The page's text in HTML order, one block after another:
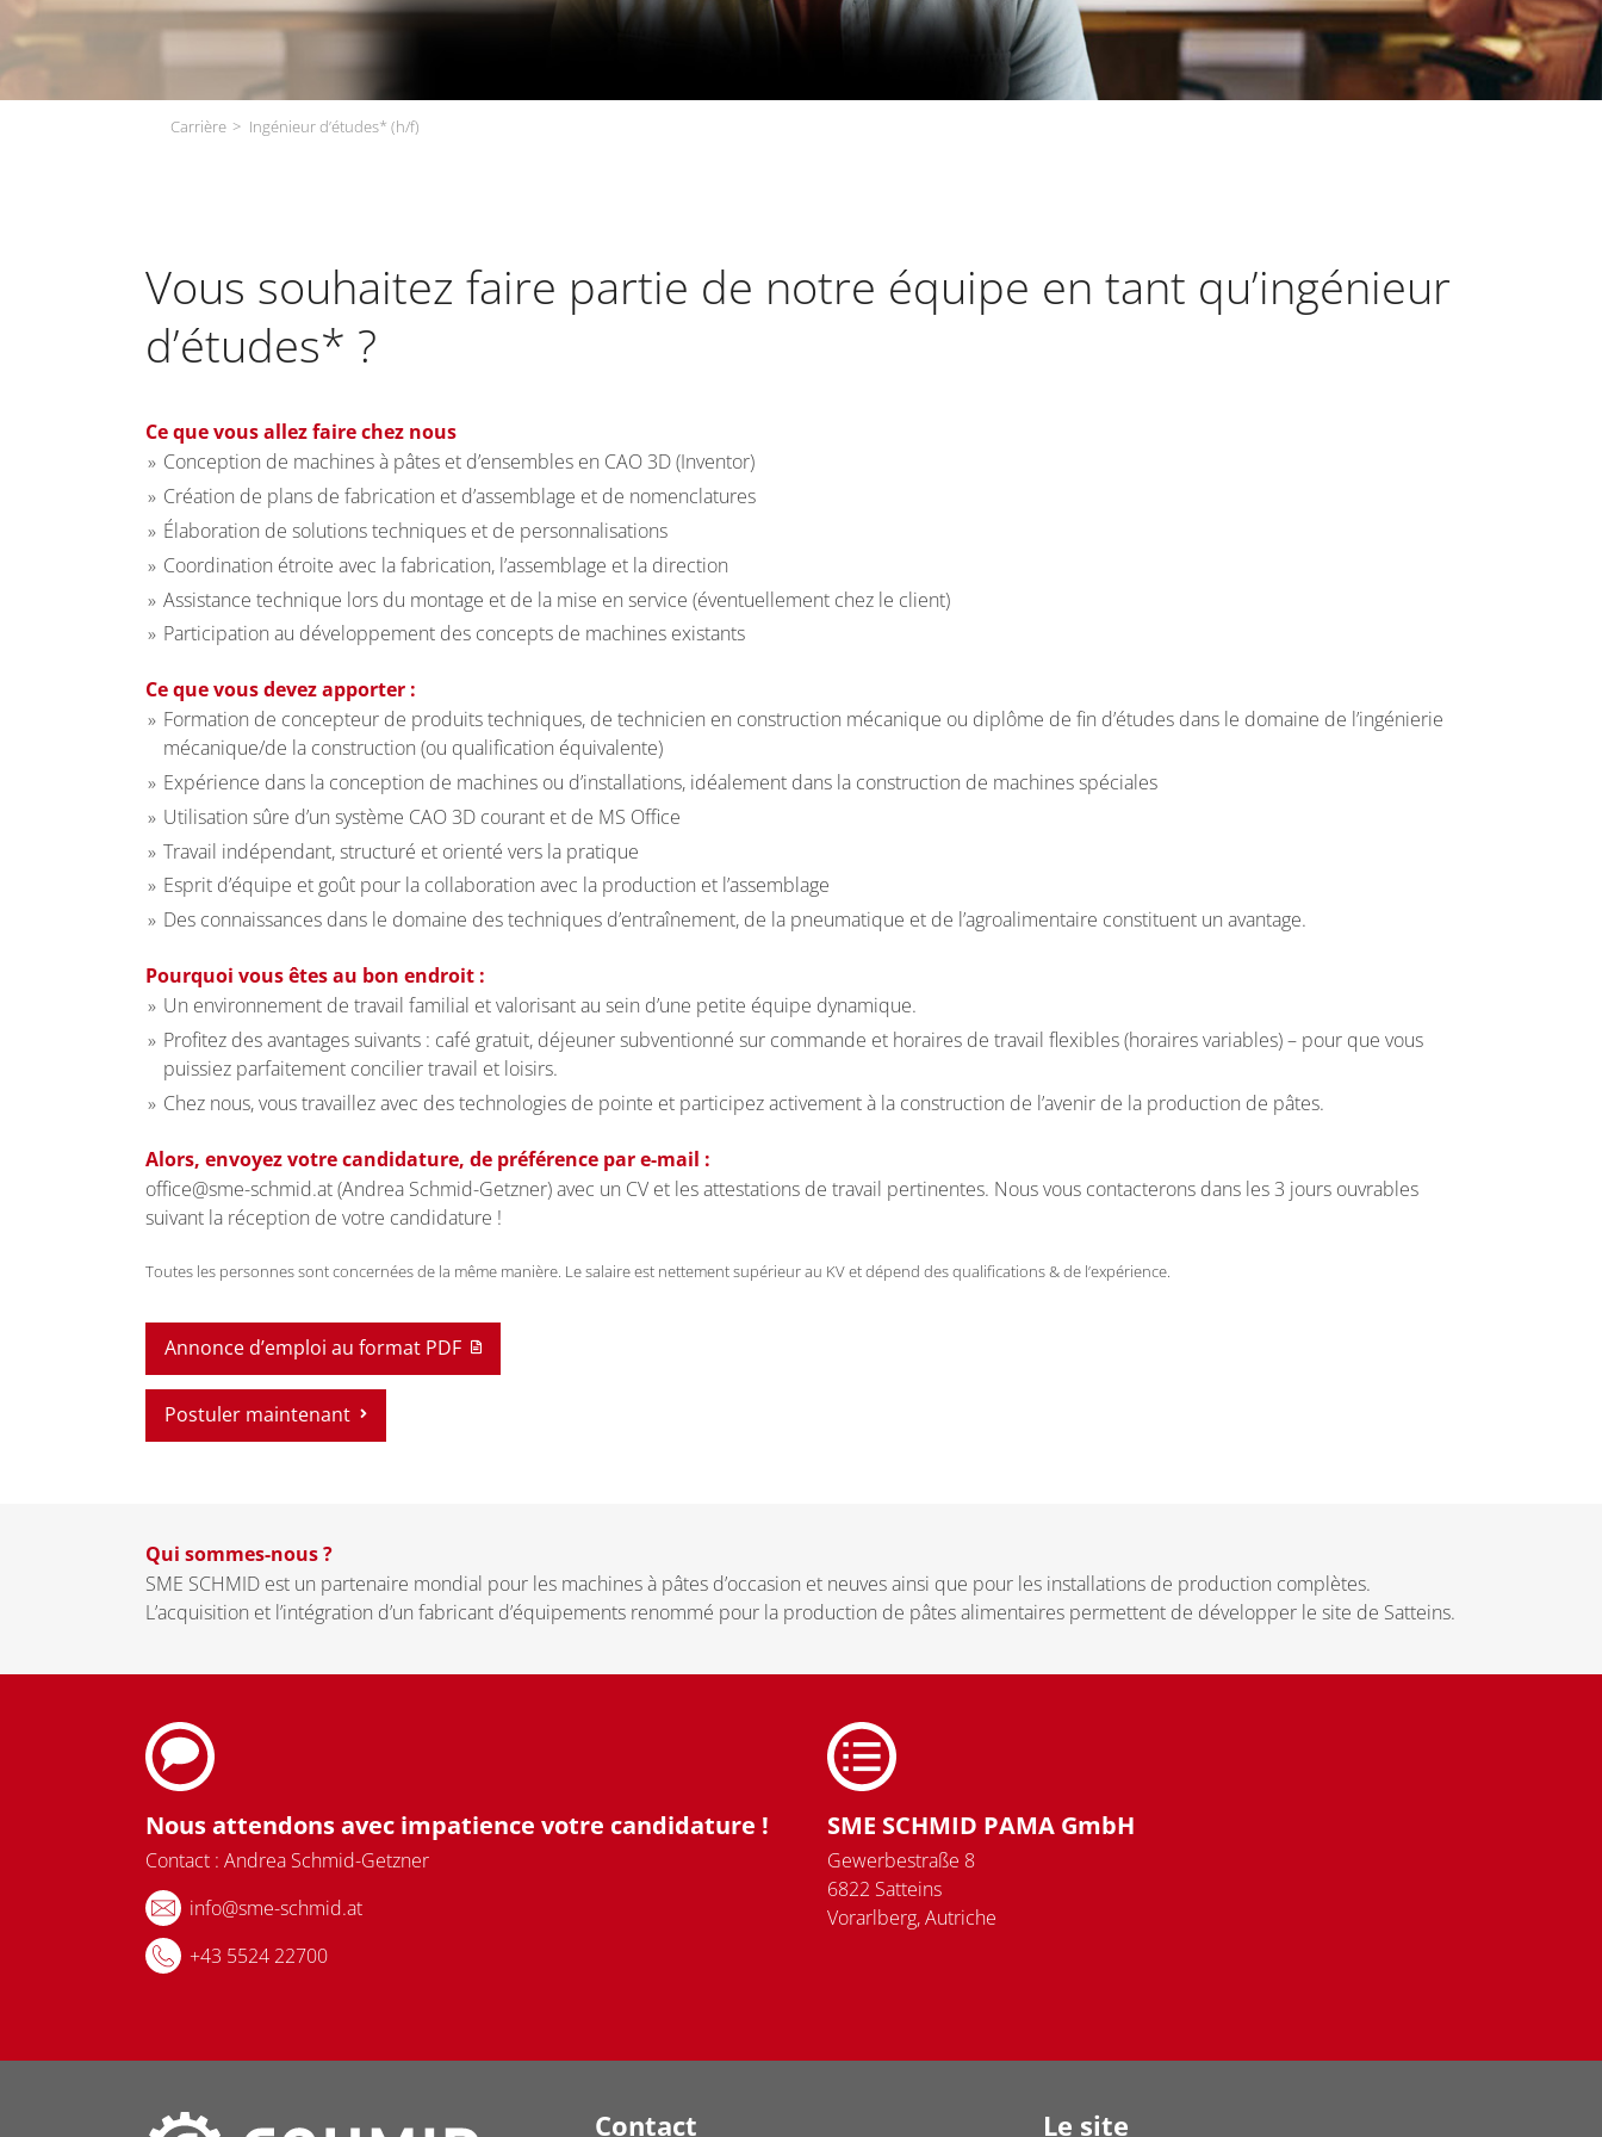
Carrière Ingénieur d’études* (h/f)
Vous souhaitez faire partie de notre équipe en tant qu’ingénieur
d’études* ?
Ce que vous allez faire chez nous
Conception de machines à pâtes et d’ensembles en CAO 3D (Inventor)
Création de plans de fabrication et d’assemblage et de nomenclatures
Élaboration de solutions techniques et de personnalisations
Coordination étroite avec la fabrication, l’assemblage et la direction
Assistance technique lors du montage et de la mise en service (éventuellement chez le client)
Participation au développement des concepts de machines existants
Ce que vous devez apporter :
Formation de concepteur de produits techniques, de technicien en construction mécanique ou diplôme de fin d’études dans le domaine de l’ingénierie
mécanique/de la construction (ou qualification équivalente)
Expérience dans la conception de machines ou d’installations, idéalement dans la construction de machines spéciales
Utilisation sûre d’un système CAO 3D courant et de MS Office
Travail indépendant, structuré et orienté vers la pratique
Esprit d’équipe et goût pour la collaboration avec la production et l’assemblage
Des connaissances dans le domaine des techniques d’entraînement, de la pneumatique et de l’agroalimentaire constituent un avantage.
Pourquoi vous êtes au bon endroit :
Un environnement de travail familial et valorisant au sein d’une petite équipe dynamique.
Profitez des avantages suivants : café gratuit, déjeuner subventionné sur commande et horaires de travail flexibles (horaires variables) – pour que vous
puissiez parfaitement concilier travail et loisirs.
Chez nous, vous travaillez avec des technologies de pointe et participez activement à la construction de l’avenir de la production de pâtes.
Alors, envoyez votre candidature, de préférence par e-mail :
office@sme-schmid.at (Andrea Schmid-Getzner) avec un CV et les attestations de travail pertinentes. Nous vous contacterons dans les 3 jours ouvrables
suivant la réception de votre candidature !
Toutes les personnes sont concernées de la même manière. Le salaire est nettement supérieur au KV et dépend des qualifications & de l’expérience.
Annonce d’emploi au format PDF
Postuler maintenant
Qui sommes-nous ?
SME SCHMID est un partenaire mondial pour les machines à pâtes d’occasion et neuves ainsi que pour les installations de production complètes.
L’acquisition et l’intégration d’un fabricant d’équipements renommé pour la production de pâtes alimentaires permettent de développer le site de Satteins.
Nous attendons avec impatience votre candidature !
Contact : Andrea Schmid-Getzner
info@sme-schmid.at
+43 5524 22700
SME SCHMID PAMA GmbH
Gewerbestraße 8
6822 Satteins
Vorarlberg, Autriche
Contact Le site